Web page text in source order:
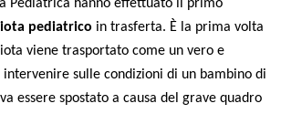
Pediatrica hanno effettuato il primo
pediatrico in trasferta. È la prima volta
viene trasportato come un vero e
sulle condizioni di un bambino di
essere spostato a causa del grave quadro